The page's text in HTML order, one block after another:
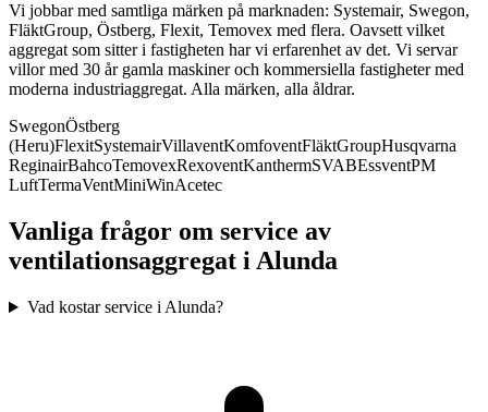
Vi jobbar med samtliga märken på marknaden: Systemair, Swegon,
FläktGroup, Östberg, Flexit, Temovex med flera. Oavsett vilket
aggregat som sitter i fastigheten har vi erfarenhet av det. Vi servar
villor med 30 år gamla maskiner och kommersiella fastigheter med
moderna industriaggregat. Alla märken, alla åldrar.
SwegonÖstberg
(Heru)FlexitSystemairVillaventKomfoventFläktGroupHusqvarna
ReginairBahcoTemovexRexoventKanthermSVABEssventPM
LuftTermaVentMiniWinAcetec
Vanliga frågor om service av
ventilationsaggregat iAlunda
Vad kostar service i Alunda?